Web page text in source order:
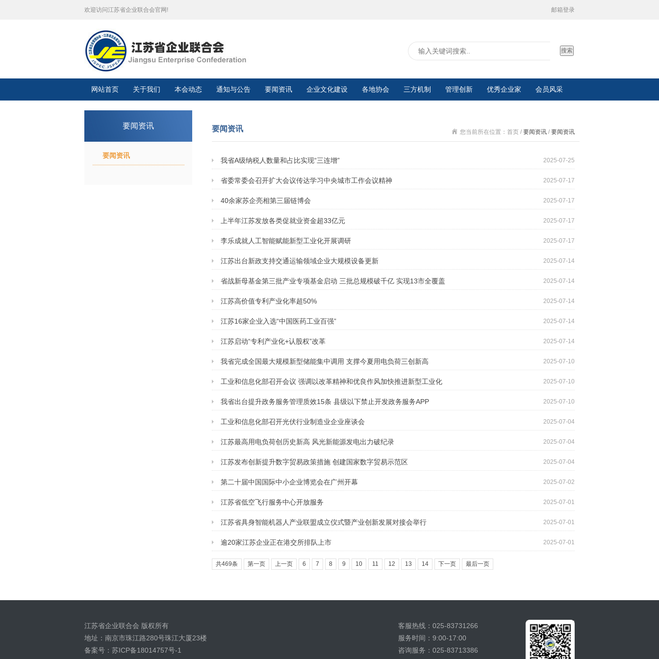
欢迎访问江苏省企业联合会官网! 邮箱登录
搜索
网站首页 关于我们 本会动态 通知与公告 要闻资讯 企业文化建设 各地协会 三方机制 管理创新 优秀企业家 会员风采
要闻资讯
要闻资讯
要闻资讯 您当前所在位置：首页 / 要闻资讯 / 要闻资讯
2025-07-25
我省A级纳税人数量和占比实现“三连增”
2025-07-17
省委常委会召开扩大会议传达学习中央城市工作会议精神
2025-07-17
40余家苏企亮相第三届链博会
2025-07-17
上半年江苏发放各类促就业资金超33亿元
2025-07-17
李乐成就人工智能赋能新型工业化开展调研
2025-07-14
江苏出台新政支持交通运输领域企业大规模设备更新
2025-07-14
省战新母基金第三批产业专项基金启动 三批总规模破千亿 实现13市全覆盖
2025-07-14
江苏高价值专利产业化率超50%
2025-07-14
江苏16家企业入选“中国医药工业百强”
2025-07-14
江苏启动“专利产业化+认股权”改革
2025-07-10
我省完成全国最大规模新型储能集中调用 支撑今夏用电负荷三创新高
2025-07-10
工业和信息化部召开会议 强调以改革精神和优良作风加快推进新型工业化
2025-07-10
我省出台提升政务服务管理质效15条 县级以下禁止开发政务服务APP
2025-07-04
工业和信息化部召开光伏行业制造业企业座谈会
2025-07-04
江苏最高用电负荷创历史新高 风光新能源发电出力破纪录
2025-07-04
江苏发布创新提升数字贸易政策措施 创建国家数字贸易示范区
2025-07-02
第二十届中国国际中小企业博览会在广州开幕
2025-07-01
江苏省低空飞行服务中心开放服务
2025-07-01
江苏省具身智能机器人产业联盟成立仪式暨产业创新发展对接会举行
2025-07-01
逾20家江苏企业正在港交所排队上市
共469条 第一页 上一页 6 7 8 9 10 11 12 13 14 下一页 最后一页
江苏省企业联合会 版权所有
地址：南京市珠江路280号珠江大厦23楼
备案号：苏ICP备18014757号-1
客服热线：025-83731266
服务时间：9:00-17:00
咨询服务：025-83713386